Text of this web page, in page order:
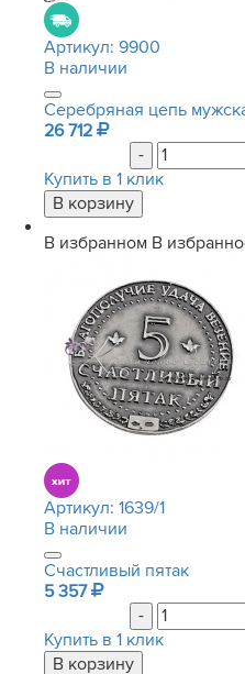
Артикул: 9900
В наличии
Серебряная цепь
26 712
-
Купить в 1 клик
В избранном В
Артикул: 1639/1
В наличии
Счастливый пятак
5 357
-
Купить в 1 клик